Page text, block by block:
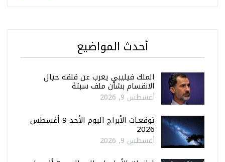
أحدث المواضيع
الملك فيليبي يعرب عن قلقه حيال
الانقسام بشأن ملف سبتة
أغسطس 9, 2026
توقعـات الأبراج اليوم الأحد 9 أغسطس
2026
أغسطس 9, 2026